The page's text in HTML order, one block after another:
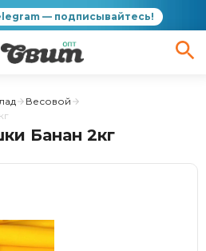
— подписывайтесь!
Весовой
Банан 2кг